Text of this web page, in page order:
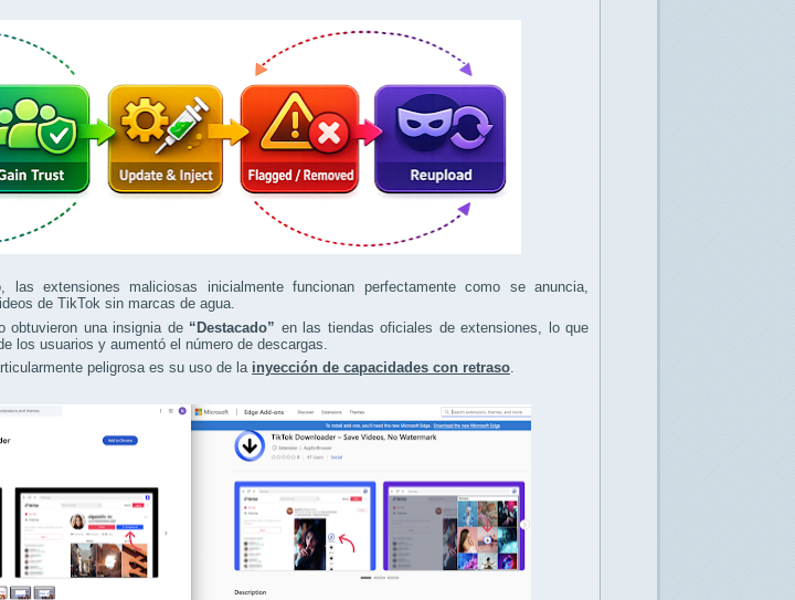
las extensiones maliciosas inicialmente funcionan perfectamente como se anuncia,
de TikTok sin marcas de agua.
obtuvieron una insignia de “Destacado” en las tiendas oficiales de extensiones, lo que
los usuarios y aumentó el número de descargas.
peligrosa es su uso de la inyección de capacidades con retraso.